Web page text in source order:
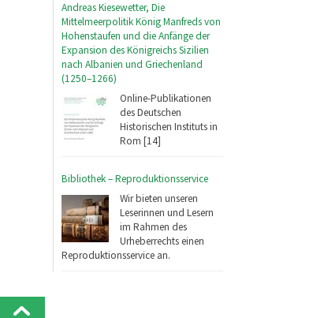
Andreas Kiesewetter, Die
Mittelmeerpolitik König Manfreds von
Hohenstaufen und die Anfänge der
Expansion des Königreichs Sizilien
nach Albanien und Griechenland
(1250–1266)
Online-Publikationen
des Deutschen
Historischen Instituts in
Rom [14]
Bibliothek – Reproduktionsservice
Wir bieten unseren
Leserinnen und Lesern
im Rahmen des
Urheberrechts einen
Reproduktionsservice an.